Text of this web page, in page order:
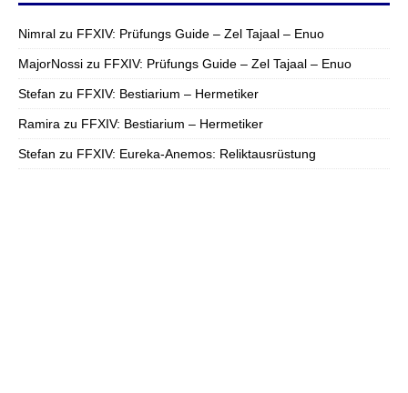
Nimral zu FFXIV: Prüfungs Guide – Zel Tajaal – Enuo
MajorNossi zu FFXIV: Prüfungs Guide – Zel Tajaal – Enuo
Stefan zu FFXIV: Bestiarium – Hermetiker
Ramira zu FFXIV: Bestiarium – Hermetiker
Stefan zu FFXIV: Eureka-Anemos: Reliktausrüstung